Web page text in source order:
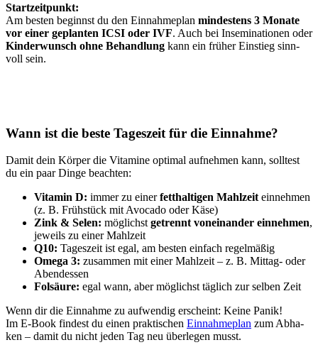
Start­zeit­punkt:
Am bes­ten beginnst du den Ein­nah­me­plan min­des­tens 3 Mona­te
vor einer geplan­ten ICSI oder IVF. Auch bei Inse­mi­na­tio­nen oder
Kin­der­wunsch ohne Behand­lung kann ein frü­her Ein­stieg sinn­
voll sein.
Wann ist die bes­te Tages­zeit für die Ein­nah­me?
Damit dein Kör­per die Vit­ami­ne opti­mal auf­neh­men kann, soll­test
du ein paar Din­ge beach­ten:
Vit­amin D: immer zu einerfett­hal­ti­gen Mahl­zeit ein­neh­men
(z. B. Früh­stück mit Avo­ca­do oder Käse)
Zink & Selen: mög­lichst getrennt von­ein­an­der ein­neh­men,
jeweils zu einer Mahl­zeit
Q10: Tages­zeit ist egal, am bes­ten ein­fach regel­mä­ßig
Ome­ga 3: zusam­men mit einer Mahl­zeit – z. B. Mit­tag- oder
Abend­essen
Fol­säu­re: egal wann, aber mög­lichst täg­lich zur sel­ben Zeit
Wenn dir die Ein­nah­me zu auf­wen­dig erscheint: Kei­ne Panik!
Im E‑Book fin­dest du einen prak­ti­schen Ein­nah­me­plan zum Abha­
ken – damit du nicht jeden Tag neu über­le­gen musst.